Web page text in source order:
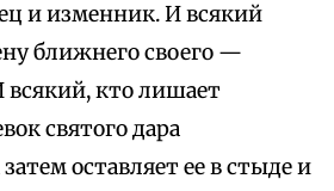
и изменник. И всякий
ближнего своего —
всякий, кто лишает
святого дара
оставляет ее в стыде и